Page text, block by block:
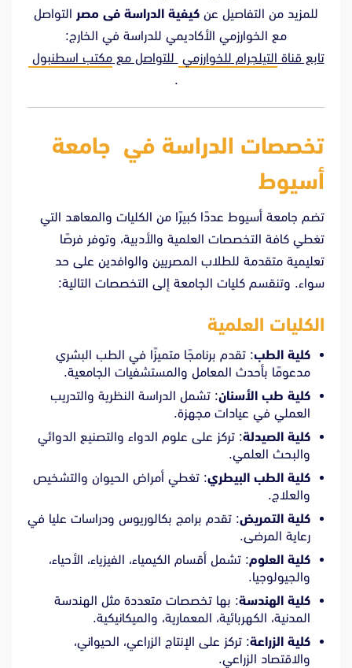
للمزيد من التفاصيل عن كيفية الدراسة فى مصر التواصل
مع الخوارزمي الأكاديمي للدراسة في الخارج:
تابع قناة التيلجرام للخوارزمي للتواصل معمكتب اسطنبول
.
تخصصات الدراسة في جامعة
أسيوط
تضم جامعة أسيوط عددًا كبيرًا من الكليات والمعاهد التي
تغطي كافة التخصصات العلمية والأدبية، وتوفر فرصًا
تعليمية متقدمة للطلاب المصريين والوافدين على حد
سواء. وتنقسم كليات الجامعة إلى التخصصات التالية:
الكليات العلمية
كلية الطب: تقدم برنامجًا متميزًا في الطب البشري
مدعومًا بأحدث المعامل والمستشفيات الجامعية.
كلية طب الأسنان: تشمل الدراسة النظرية والتدريب
العملي في عيادات مجهزة.
كلية الصيدلة: تركز على علوم الدواء والتصنيع الدوائي
والبحث العلمي.
كلية الطب البيطري: تغطي أمراض الحيوان والتشخيص
والعلاج.
كلية التمريض: تقدم برامج بكالوريوس ودراسات عليا في
رعاية المرضى.
كلية العلوم: تشمل أقسام الكيمياء، الفيزياء، الأحياء،
والجيولوجيا.
كلية الهندسة: بها تخصصات متعددة مثل الهندسة
المدنية، الكهربائية، المعمارية، والميكانيكية.
كلية الزراعة: تركز على الإنتاج الزراعي، الحيواني،
والاقتصاد الزراعي.